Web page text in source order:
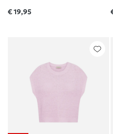
€ 19,95